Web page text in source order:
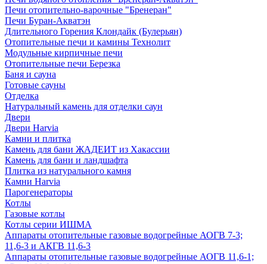
Печи отопительно-варочные "Бренеран"
Печи Буран-Акватэн
Длительного Горения Клондайк (Булерьян)
Отопительные печи и камины Технолит
Модульные кирпичные печи
Отопительные печи Березка
Баня и сауна
Готовые сауны
Отделка
Натуральный камень для отделки саун
Двери
Двери Harvia
Камни и плитка
Камень для бани ЖАДЕИТ из Хакассии
Камень для бани и ландшафта
Плитка из натурального камня
Камни Harvia
Парогенераторы
Котлы
Газовые котлы
Котлы серии ИШМА
Аппараты отопительные газовые водогрейные АОГВ 7-3;
11,6-3 и АКГВ 11,6-3
Аппараты отопительные газовые водогрейные АОГВ 11,6-1;